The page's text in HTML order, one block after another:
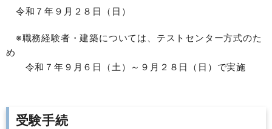
令和７年９月２８日（日）
※職務経験者・建築については、テストセンター方式のた
め
令和７年９月６日（土）～９月２８日（日）で実施
受験手続